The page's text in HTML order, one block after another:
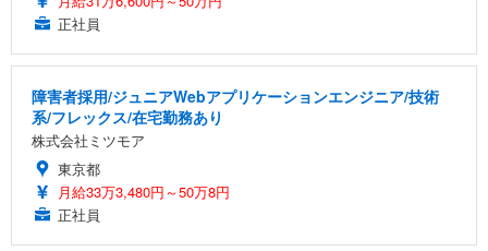
正社員
障害者採用/ジュニアWebアプリケーションエンジニア/技術
系/フレックス/在宅勤務あり
株式会社ミツモア
東京都
月給33万3,480円～50万8円
正社員